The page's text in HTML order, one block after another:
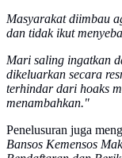
Masyarakat diimbau
dan tidak ikut
Mari saling ingatkan
dikeluarkan secara
terhindar dari hoaks
menambahkan."
Penelusuran juga
Bansos Kemensos